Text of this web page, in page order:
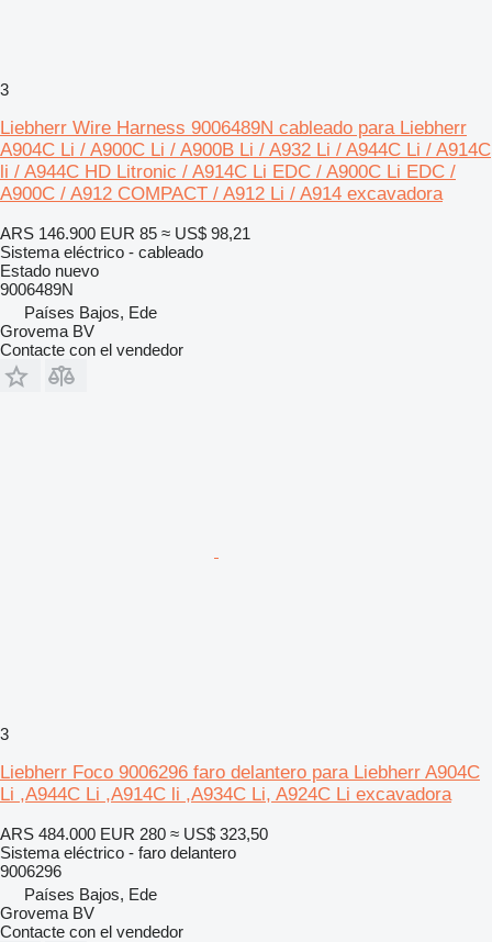
3
Liebherr Wire Harness 9006489N cableado para Liebherr
A904C Li / A900C Li / A900B Li / A932 Li / A944C Li / A914C
li / A944C HD Litronic / A914C Li EDC / A900C Li EDC /
A900C / A912 COMPACT / A912 Li / A914 excavadora
ARS 146.900 EUR 85 ≈ US$ 98,21
Sistema eléctrico - cableado
Estado nuevo
9006489N
Países Bajos, Ede
Grovema BV
Contacte con el vendedor
3
Liebherr Foco 9006296 faro delantero para Liebherr A904C
Li ,A944C Li ,A914C li ,A934C Li, A924C Li excavadora
ARS 484.000 EUR 280 ≈ US$ 323,50
Sistema eléctrico - faro delantero
9006296
Países Bajos, Ede
Grovema BV
Contacte con el vendedor